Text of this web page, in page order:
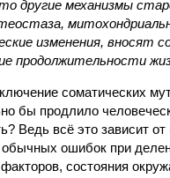
другие механизмы
изменения, вносят
продолжительности
соматических
бы продлило
Ведь всё это зависит
ошибок при
состояния